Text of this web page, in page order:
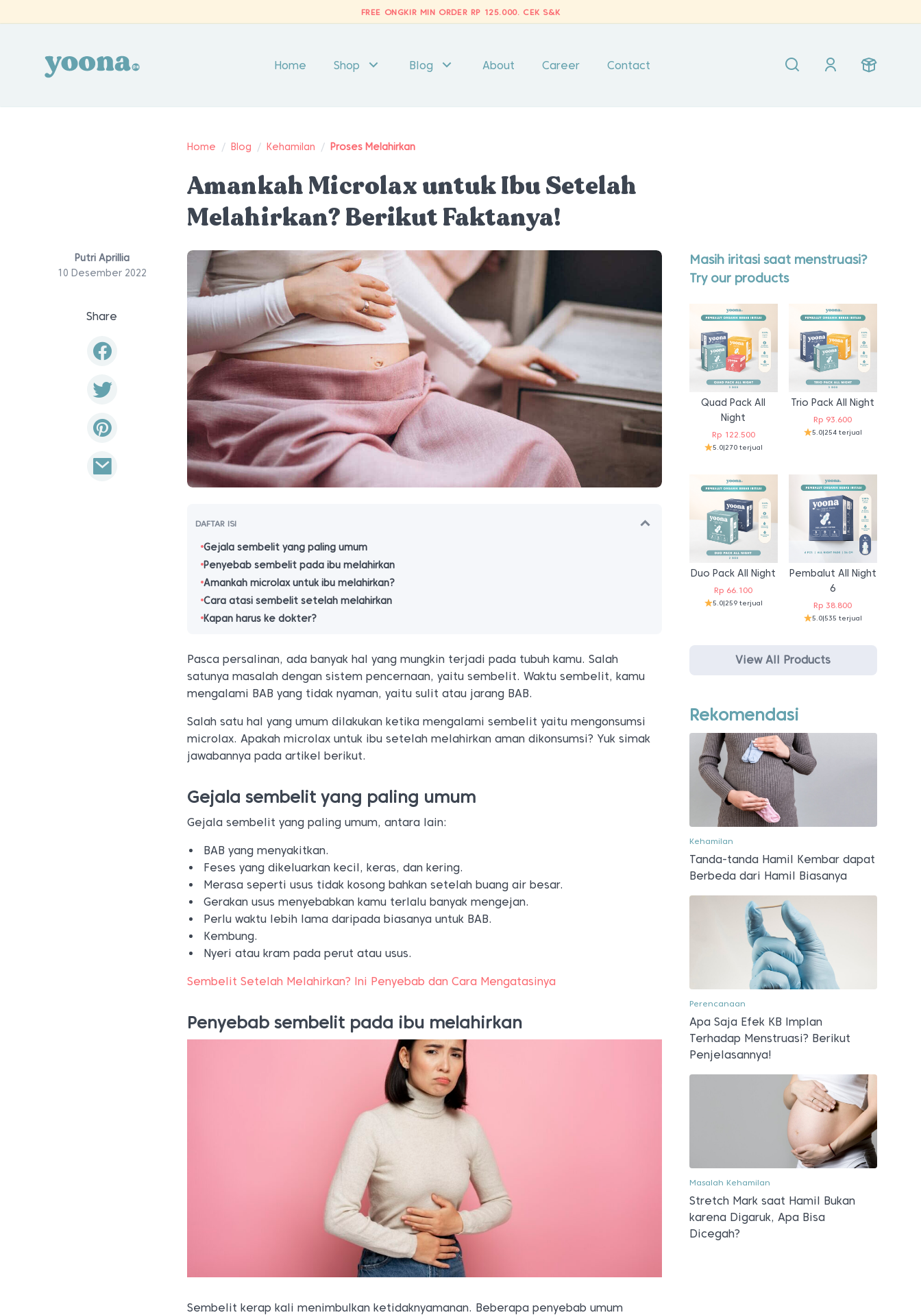
FREE ONGKIR MIN ORDER RP 125.000. CEK S&K
Home Shop Blog About Career Contact
Home / Blog / Kehamilan / Proses Melahirkan
Amankah Microlax untuk Ibu Setelah
Melahirkan? Berikut Faktanya!
Putri Aprillia
10 Desember 2022
Share
DAFTAR ISI
Gejala sembelit yang paling umum
Penyebab sembelit pada ibu melahirkan
Amankah microlax untuk ibu melahirkan?
Cara atasi sembelit setelah melahirkan
Kapan harus ke dokter?
Pasca persalinan, ada banyak hal yang mungkin terjadi pada tubuh kamu. Salah
satunya masalah dengan sistem pencernaan, yaitu sembelit. Waktu sembelit, kamu
mengalami BAB yang tidak nyaman, yaitu sulit atau jarang BAB.
Salah satu hal yang umum dilakukan ketika mengalami sembelit yaitu mengonsumsi
microlax. Apakah microlax untuk ibu setelah melahirkan aman dikonsumsi? Yuk simak
jawabannya pada artikel berikut.
Gejala sembelit yang paling umum
Gejala sembelit yang paling umum, antara lain:
BAB yang menyakitkan.
Feses yang dikeluarkan kecil, keras, dan kering.
Merasa seperti usus tidak kosong bahkan setelah buang air besar.
Gerakan usus menyebabkan kamu terlalu banyak mengejan.
Perlu waktu lebih lama daripada biasanya untuk BAB.
Kembung.
Nyeri atau kram pada perut atau usus.
Sembelit Setelah Melahirkan? Ini Penyebab dan Cara Mengatasinya
Penyebab sembelit pada ibu melahirkan
Sembelit kerap kali menimbulkan ketidaknyamanan. Beberapa penyebab umum
Masih iritasi saat menstruasi?
Try our products
Quad Pack All
Night
Rp122.500
5.0|270 terjual
Trio Pack All Night
Rp 93.600
5.0|254 terjual
Duo Pack All Night
Rp 66.100
5.0|259 terjual
Pembalut All Night
6
Rp 38.800
5.0|535 terjual
View All Products
Rekomendasi
Kehamilan
Tanda-tanda Hamil Kembar dapat
Berbeda dari Hamil Biasanya
Perencanaan
Apa Saja Efek KB Implan
Terhadap Menstruasi? Berikut
Penjelasannya!
Masalah Kehamilan
Stretch Mark saat Hamil Bukan
karena Digaruk, Apa Bisa
Dicegah?